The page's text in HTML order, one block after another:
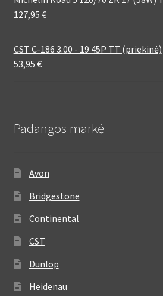
127,95 €
CST C-186 3.00 - 19 45P TT (priekinė)
53,95 €
Padangos markė
Avon
Bridgestone
Continental
CST
Dunlop
Heidenau